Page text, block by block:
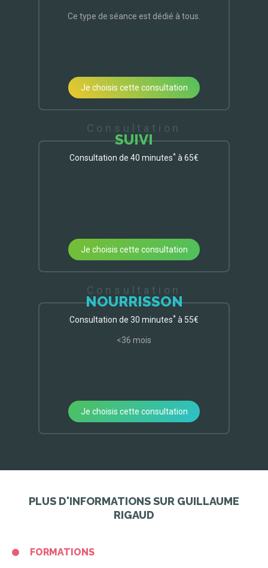
Ce type de séance est dédié à tous.
Je choisis cette consultation
Consultation
SUIVI
Consultation de 40 minutes* à 65€
Je choisis cette consultation
Consultation
NOURRISSON
Consultation de 30 minutes* à 55€
<36 mois
Je choisis cette consultation
PLUS D'INFORMATIONS SUR GUILLAUME
RIGAUD
FORMATIONS